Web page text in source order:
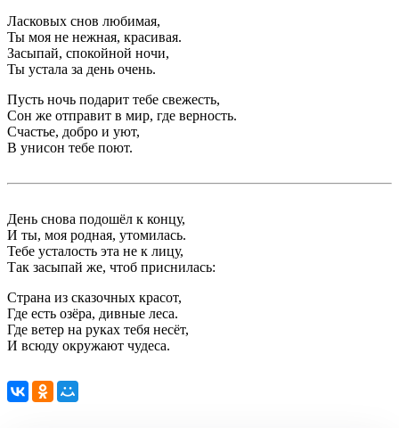
Ласковых снов любимая,
Ты моя не нежная, красивая.
Засыпай, спокойной ночи,
Ты устала за день очень.
Пусть ночь подарит тебе свежесть,
Сон же отправит в мир, где верность.
Счастье, добро и уют,
В унисон тебе поют.
День снова подошёл к концу,
И ты, моя родная, утомилась.
Тебе усталость эта не к лицу,
Так засыпай же, чтоб приснилась:
Страна из сказочных красот,
Где есть озёра, дивные леса.
Где ветер на руках тебя несёт,
И всюду окружают чудеса.